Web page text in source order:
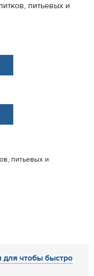
питьевых и
питьевых и
чтобы быстро